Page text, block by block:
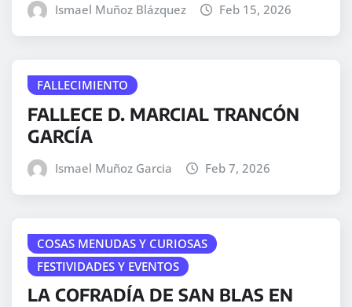
Ismael Muñoz Blázquez Feb 15, 2026
FALLECIMIENTO
FALLECE D. MARCIAL TRANCÓN
GARCÍA
Ismael Muñoz Garcia Feb 7, 2026
COSAS MENUDAS Y CURIOSAS
FESTIVIDADES Y EVENTOS
LA COFRADÍA DE SAN BLAS EN